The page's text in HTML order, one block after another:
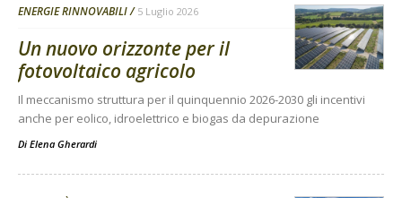
ENERGIE RINNOVABILI 5 Luglio 2026
Un nuovo orizzonte per il
fotovoltaico agricolo
Il meccanismo struttura per il quinquennio 2026-2030 gli incentivi
anche per eolico, idroelettrico e biogas da depurazione
Di Elena Gherardi